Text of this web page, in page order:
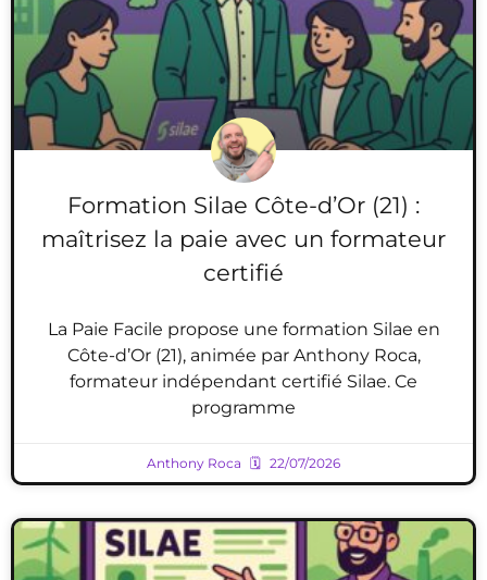
Formation Silae Côte-d’Or (21) :
maîtrisez la paie avec un formateur
certifié
La Paie Facile propose une formation Silae en
Côte-d’Or (21), animée par Anthony Roca,
formateur indépendant certifié Silae. Ce
programme
Anthony Roca 22/07/2026